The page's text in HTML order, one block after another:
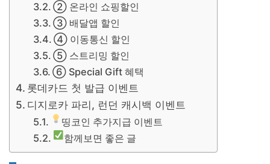
② 온라인 쇼핑할인
③ 배달앱 할인
④ 이동통신 할인
⑤ 스트리밍 할인
⑥ Special Gift 혜택
롯데카드 첫 발급 이벤트
디지로카 파리, 런던 캐시백 이벤트
띵코인 추가지급 이벤트
함께보면 좋은 글